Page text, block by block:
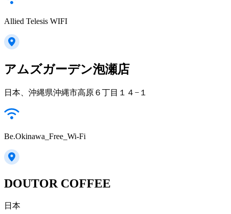
Allied Telesis WIFI
アムズガーデン泡瀬店
日本、沖縄県沖縄市高原６丁目１４−１
Be.Okinawa_Free_Wi-Fi
DOUTOR COFFEE
日本